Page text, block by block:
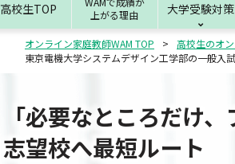
高校生TOP
上がる理由
大学受験対策
オンライン家庭教師WAM TOP 高校生のオ
東京電機大学システムデザイン工学部の一般入
「必要なところだけ、
志望校へ最短ルート